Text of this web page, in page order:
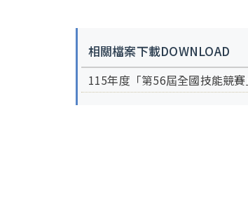
相關檔案下載DOWNLOAD
115年度「第56屆全國技能競